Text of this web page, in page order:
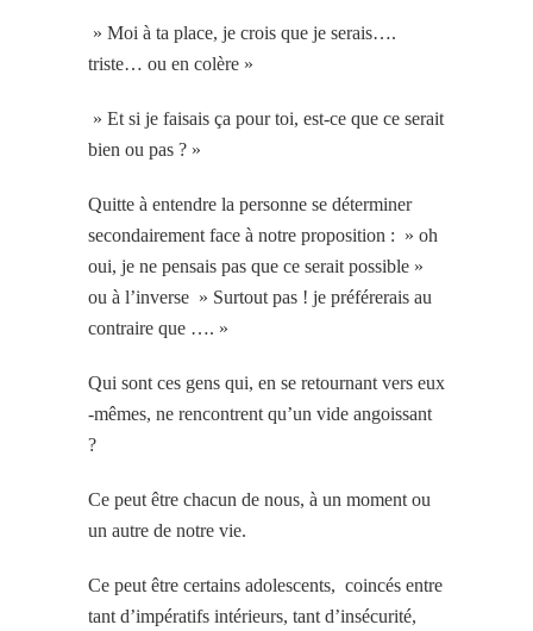
» Moi à ta place, je crois que je serais….
triste… ou en colère »
» Et si je faisais ça pour toi, est-ce que ce serait
bien ou pas ? »
Quitte à entendre la personne se déterminer
secondairement face à notre proposition : » oh
oui, je ne pensais pas que ce serait possible »
ou à l’inverse » Surtout pas ! je préférerais au
contraire que …. »
Qui sont ces gens qui, en se retournant vers eux
-mêmes, ne rencontrent qu’un vide angoissant
?
Ce peut être chacun de nous, à un moment ou
un autre de notre vie.
Ce peut être certains adolescents, coincés entre
tant d’impératifs intérieurs, tant d’insécurité,